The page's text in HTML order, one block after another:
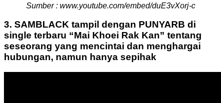
Sumber : www.youtube.com/embed/duE3vXorj-c
3. SAMBLACK tampil dengan PUNYARB di
single terbaru “Mai Khoei Rak Kan” tentang
seseorang yang mencintai dan menghargai
hubungan, namun hanya sepihak